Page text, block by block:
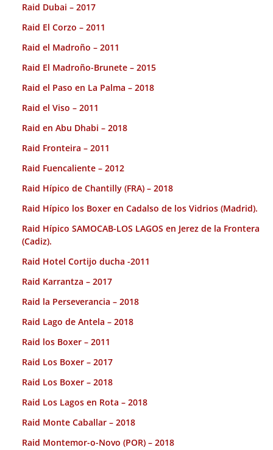
Raid Dubai – 2017
Raid El Corzo – 2011
Raid el Madroño – 2011
Raid El Madroño-Brunete – 2015
Raid el Paso en La Palma – 2018
Raid el Viso – 2011
Raid en Abu Dhabi – 2018
Raid Fronteira – 2011
Raid Fuencaliente – 2012
Raid Hípico de Chantilly (FRA) – 2018
Raid Hípico los Boxer en Cadalso de los Vidrios (Madrid).
Raid Hípico SAMOCAB-LOS LAGOS en Jerez de la Frontera
(Cadiz).
Raid Hotel Cortijo ducha -2011
Raid Karrantza – 2017
Raid la Perseverancia – 2018
Raid Lago de Antela – 2018
Raid los Boxer – 2011
Raid Los Boxer – 2017
Raid Los Boxer – 2018
Raid Los Lagos en Rota – 2018
Raid Monte Caballar – 2018
Raid Montemor-o-Novo (POR) – 2018